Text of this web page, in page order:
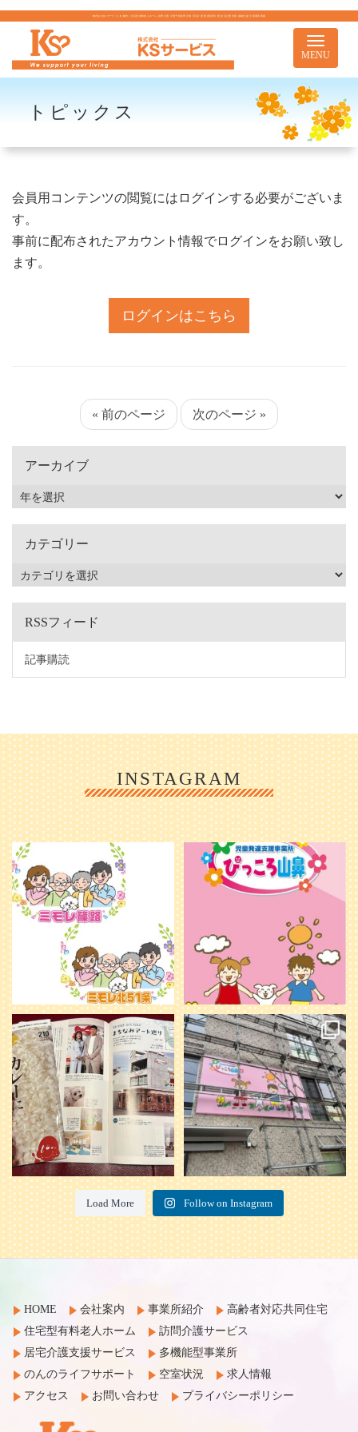
株式会社KSサービス｜札幌市｜住宅型有料老人ホーム 訪問介護 介護予防訪問介護 居宅介護 重度訪問介護 居宅介護支援 移動支援 児童通所事業
Toggle
MENU
トピックス
会員用コンテンツの閲覧にはログインする必要がございま
す。
事前に配布されたアカウント情報でログインをお願い致し
ます。
ログインはこちら
« 前のページ 次のページ »
アーカイブ
カテゴリー
RSSフィード
記事購読
INSTAGRAM
利用者様やご家族の皆さまに、親し
みや温かさが伝わるようなデザイン
を目指し、ミモレのイラストを新し
く作...
20 0
＼ 2026年6月1日 OPEN ／
...
25 0
本日発売のオトンvol.210号に掲載さ
れました！...
28 1
『ぴっころ山鼻』オープンに向けて
準備が着々と進んでいます。
皆さんお楽しみに〜
...
26 0
Load More Follow on Instagram
HOME 会社案内 事業所紹介
高齢者対応共同住宅
住宅型有料老人ホーム
訪問介護サービス
居宅介護支援サービス
多機能型事業所
のんのライフサポート
空室状況
求人情報
アクセス
お問い合わせ プライバシーポリシー